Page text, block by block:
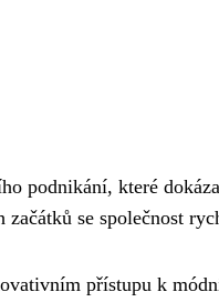
podnikání, které
začátků se společnost
přístupu k